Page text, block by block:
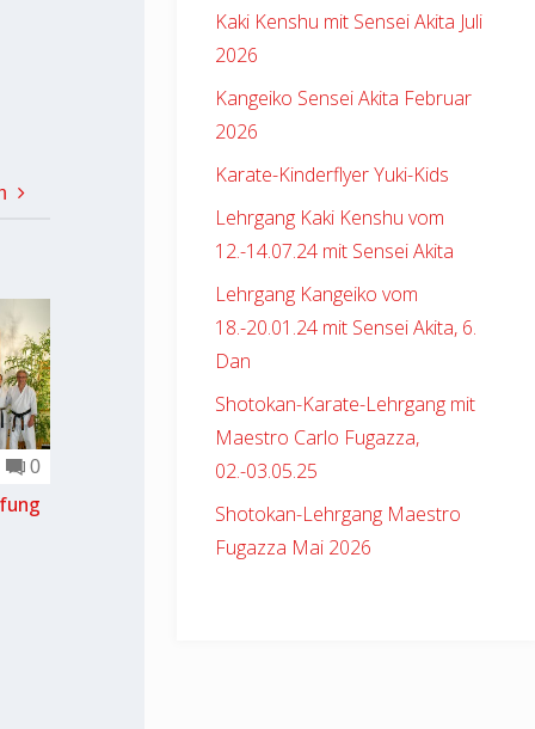
0
Kaki Kenshu mit Sensei Akita Juli
2026
Kangeiko Sensei Akita Februar
2026
Karate-Kinderflyer Yuki-Kids
Lehrgang Kaki Kenshu vom
12.-14.07.24 mit Sensei Akita
Lehrgang Kangeiko vom
18.-20.01.24 mit Sensei Akita, 6.
Dan
Shotokan-Karate-Lehrgang mit
Maestro Carlo Fugazza,
02.-03.05.25
Shotokan-Lehrgang Maestro
Fugazza Mai 2026